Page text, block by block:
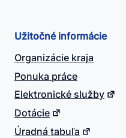
Užitočné informácie
Organizácie kraja
Ponuka práce
Elektronické služby
Dotácie
Úradná tabuľa